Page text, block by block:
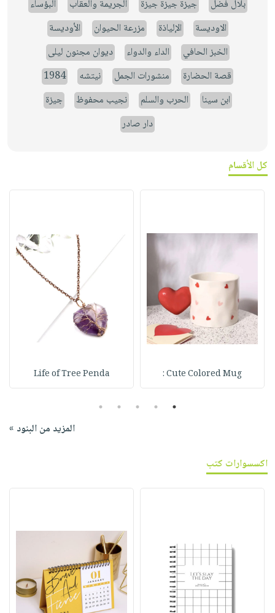
بلال فضل جيزة جيزة جيزة الجريمة والعقاب
البؤساء
الاوديسة
الإلياذة مزرعة الحيوان
الأوديسة
الخبز الحافي
الداء والدواء
ديوان مجنون ليلى
قصة الحضارة
منشورات الجمل نيتشه
1984
ابن سينا
الحرب والسلم نجيب محفوظ
جيزة
دار صادر
كل الأقسام
Cute Colored Mug :
Life of Tree Penda
1
2
3
4
5
المزيد من البنود »
اكسسوارات كتب